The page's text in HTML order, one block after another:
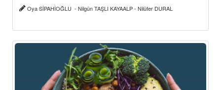
Oya SİPAHİOĞLU - Nilgün TAŞLI KAYAALP - Nilüfer DURAL